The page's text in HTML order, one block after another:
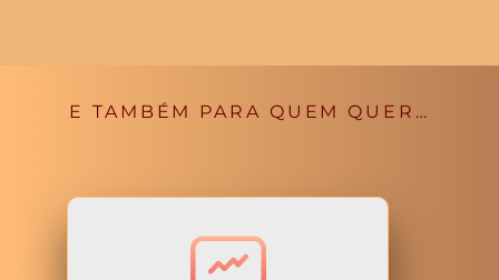
E TAMBÉM PARA QUEM QUER…